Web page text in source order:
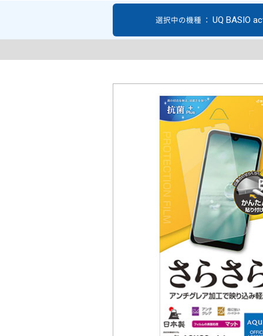
選択中の機種 ： UQ BASIO